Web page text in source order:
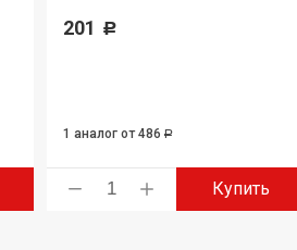
201 Р
1 аналог от 486 Р
Купить